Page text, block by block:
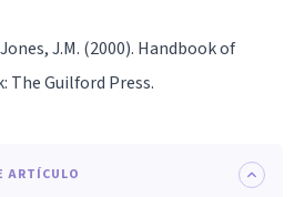
J.M. (2000). Handbook of
The Guilford Press.
ARTÍCULO